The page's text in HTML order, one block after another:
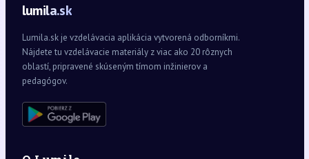
lumila.sk
Lumila.sk je vzdelávacia aplikácia vytvorená odborníkmi.
Nájdete tu vzdelávacie materiály z viac ako 20 rôznych
oblastí, pripravené skúseným tímom inžinierov a
pedagógov.